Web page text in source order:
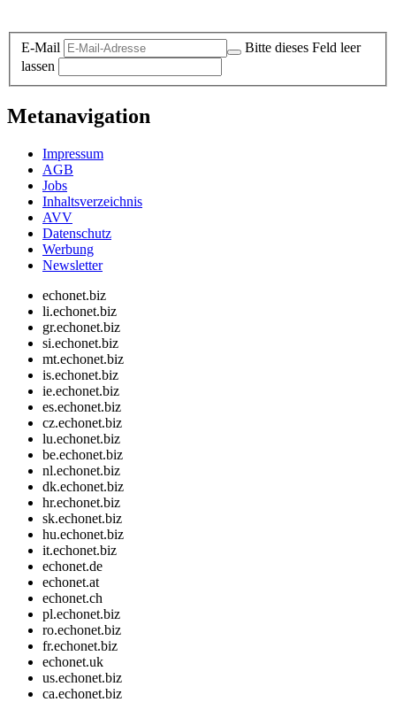
E-Mail
Bitte dieses Feld leer
lassen
Metanavigation
Impressum
AGB
Jobs
Inhaltsverzeichnis
AVV
Datenschutz
Werbung
Newsletter
echonet.biz
li.echonet.biz
gr.echonet.biz
si.echonet.biz
mt.echonet.biz
is.echonet.biz
ie.echonet.biz
es.echonet.biz
cz.echonet.biz
lu.echonet.biz
be.echonet.biz
nl.echonet.biz
dk.echonet.biz
hr.echonet.biz
sk.echonet.biz
hu.echonet.biz
it.echonet.biz
echonet.de
echonet.at
echonet.ch
pl.echonet.biz
ro.echonet.biz
fr.echonet.biz
echonet.uk
us.echonet.biz
ca.echonet.biz